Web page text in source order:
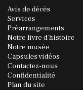
Avis de décès
Services
Préarrangements
Notre livre d'histoire
Notre musée
Capsules vidéos
Contactez-nous
Confidentialité
Plan du site